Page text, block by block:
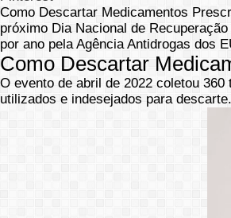
Como Descartar Medicamentos
próximo Dia Nacional de
por ano pela Agência Antidrogas dos
Como Descartar
O evento de abril de 2022 coletou
utilizados e indesejados para